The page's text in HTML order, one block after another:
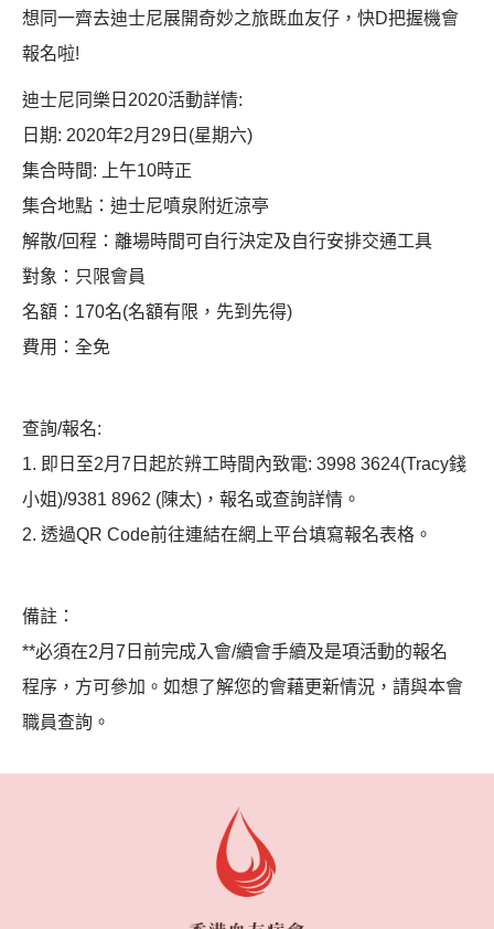
想同一齊去迪士尼展開奇妙之旅既血友仔，快D把握機會
報名啦!
迪士尼同樂日2020活動詳情:
日期: 2020年2月29日(星期六)
集合時間: 上午10時正
集合地點：迪士尼噴泉附近涼亭
解散/回程：離場時間可自行決定及自行安排交通工具
對象：只限會員
名額：170名(名額有限，先到先得)
費用：全免
查詢/報名:
1. 即日至2月7日起於辨工時間內致電: 3998 3624(Tracy錢
小姐)/9381 8962 (陳太)，報名或查詢詳情。
2. 透過QR Code前往連結在網上平台填寫報名表格。
備註：
**必須在2月7日前完成入會/續會手續及是項活動的報名
程序，方可參加。如想了解您的會藉更新情況，請與本會
職員查詢。